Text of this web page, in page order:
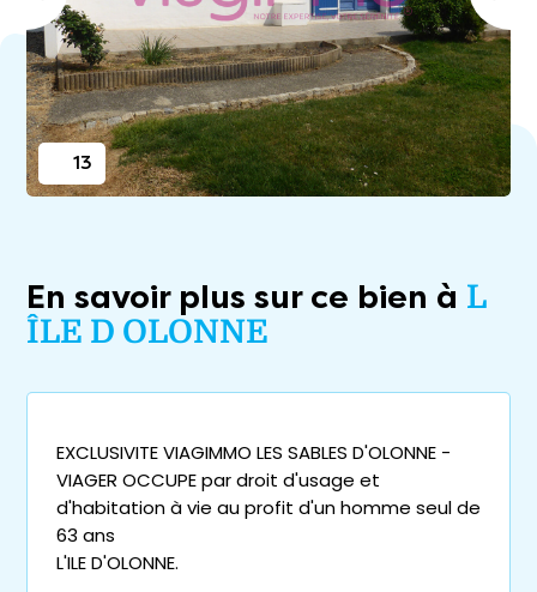
13
En savoir plus sur ce bien à L
ÎLE D OLONNE
EXCLUSIVITE VIAGIMMO LES SABLES D'OLONNE -
VIAGER OCCUPE par droit d'usage et
d'habitation à vie au profit d'un homme seul de
63 ans
L'ILE D'OLONNE.